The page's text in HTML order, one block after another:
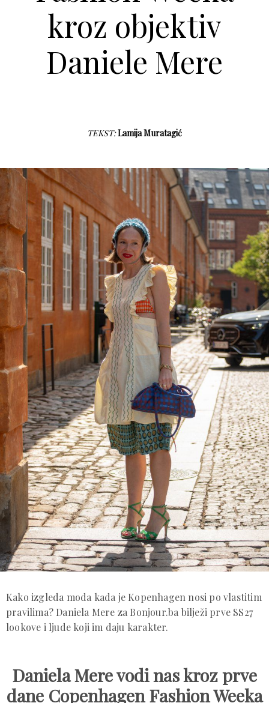
kroz objektiv
Daniele Mere
TEKST:Lamija Muratagić
Kako izgleda moda kada je Kopenhagen nosi po vlastitim
pravilima? Daniela Mere za Bonjour.ba bilježi prve SS27
lookove i ljude koji im daju karakter.
Daniela Mere vodi nas kroz prve
dane Copenhagen Fashion Weeka